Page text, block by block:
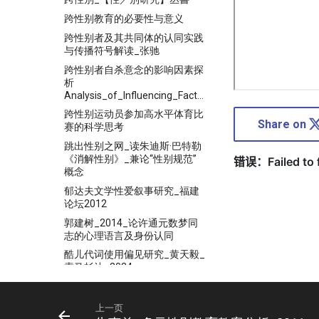
跨性别教育的必要性与意义
跨性别者及其共同体的认同实践
与传播符号解读_张驰
跨性别者自杀意念的影响因素探
析
跨性别运动员参加高水平体育比
赛的科学思考
跳出性别之网_读朱迪斯·巴特勒
《消解性别》_兼论“性别规范”
概念
郁达夫文学性爱叙事研究_福建
论坛2012
郭建树_2014_论许通元数梦同
志的心理语言及身份认同
酷儿代词使用偏见研究_黄天毅_
索马杉达_2024
酷儿未来与时间观的探讨_海德
Share on
上一页